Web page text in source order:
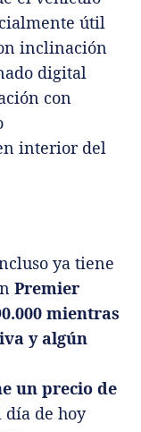
útil
inclinación
digital
con
interior del
ya tiene
Premier
mientras
y algún
un precio de
día de hoy